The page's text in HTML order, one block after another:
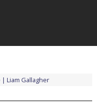
Liam Gallagher